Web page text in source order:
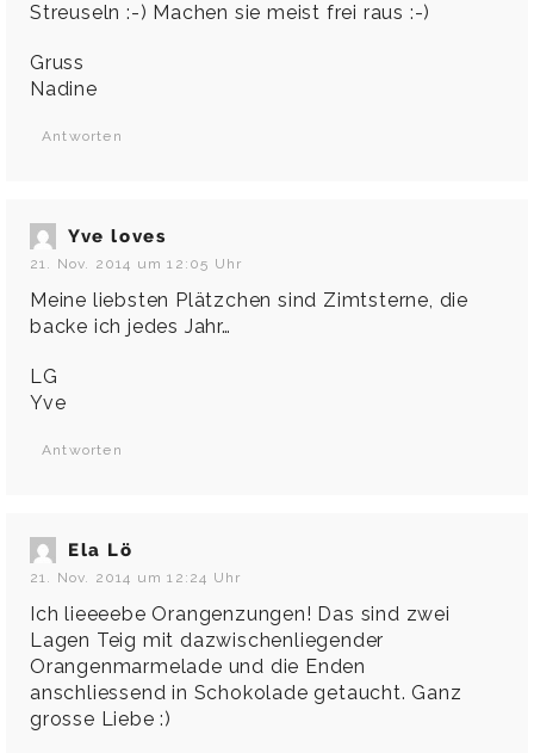
Streuseln :-) Machen sie meist frei raus :-)
Gruss
Nadine
Antworten
Yve loves
21. Nov. 2014 um 12:05 Uhr
Meine liebsten Plätzchen sind Zimtsterne, die
backe ich jedes Jahr…
LG
Yve
Antworten
Ela Lö
21. Nov. 2014 um 12:24 Uhr
Ich lieeeebe Orangenzungen! Das sind zwei
Lagen Teig mit dazwischenliegender
Orangenmarmelade und die Enden
anschliessend in Schokolade getaucht. Ganz
grosse Liebe :)